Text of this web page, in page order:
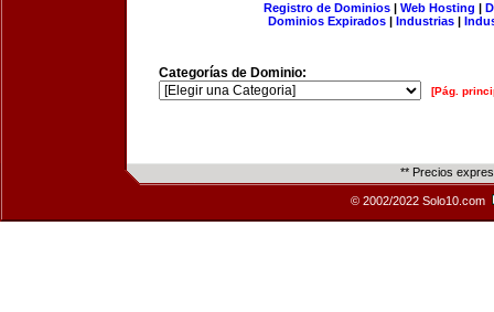
Registro de Dominios| Web Hosting |
Dominios Expirados | Industrias |
Categorías de Dominio:
[Pág.
** Precios
© 2002/2022 Solo10.com